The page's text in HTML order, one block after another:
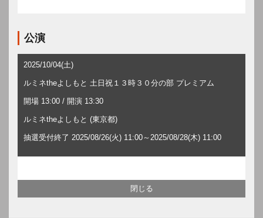
公演
2025/10/04(土)
ルミネtheよしもと 土日祝１３時３０分の部 プレミアム
開場 13:00 / 開演 13:30
ルミネtheよしもと (東京都)
抽選受付終了 2025/08/26(火) 11:00～2025/08/28(木) 11:00